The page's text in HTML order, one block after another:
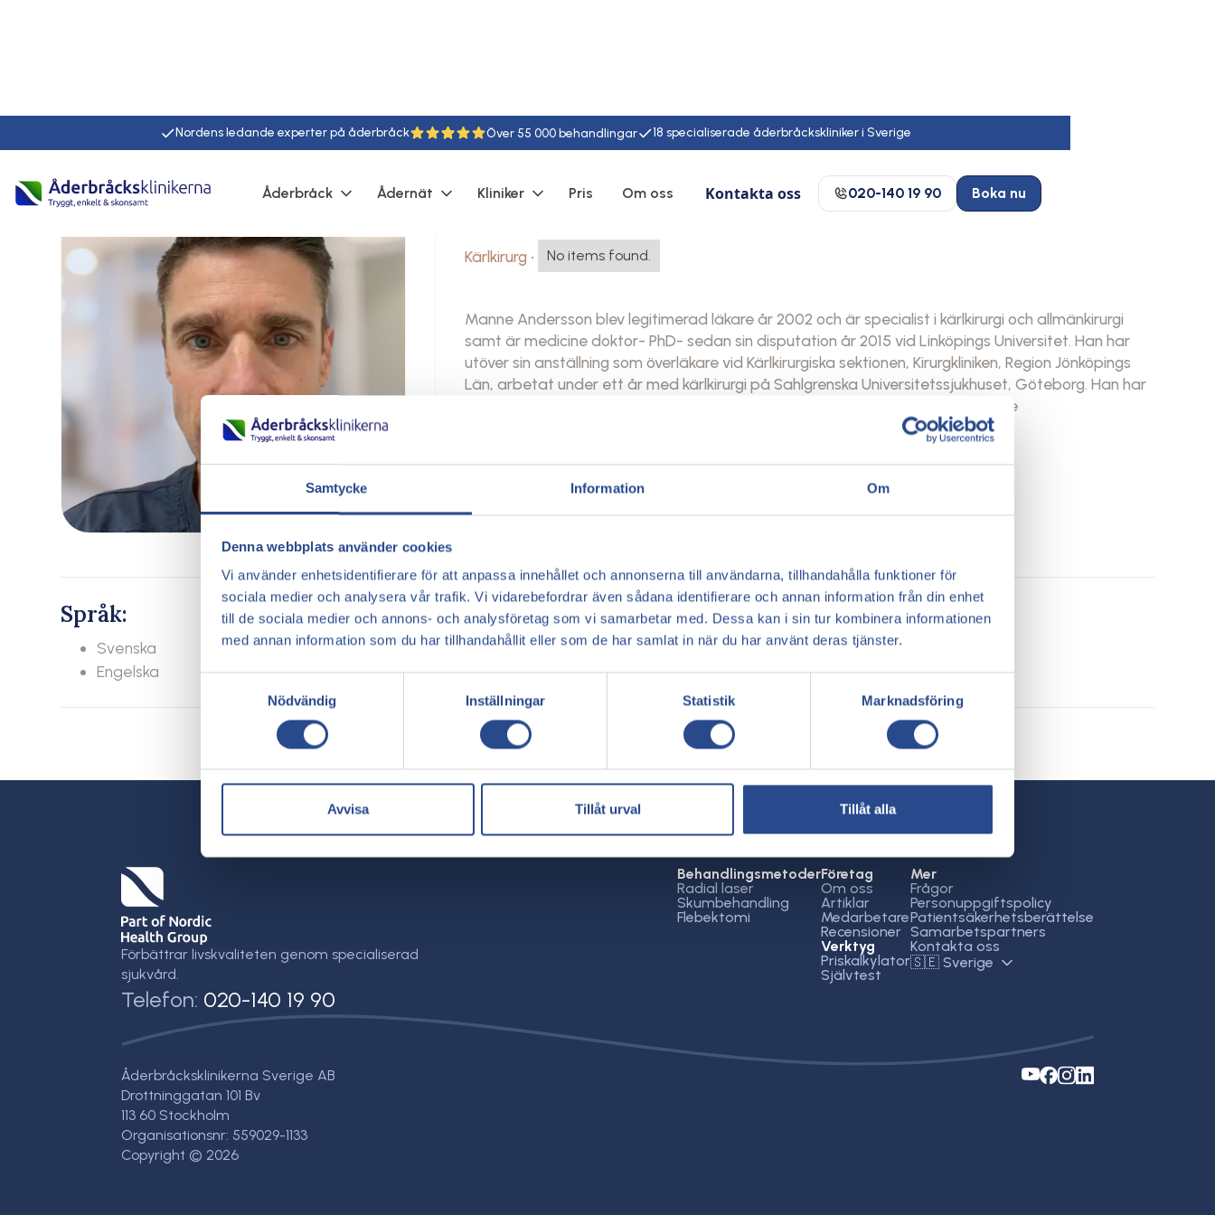
Samtycke Information Om
Denna webbplats använder cookies
Vi använder enhetsidentifierare för att anpassa innehållet och annonserna till användarna, tillhandahålla funktioner för
sociala medier och analysera vår trafik. Vi vidarebefordrar även sådana identifierare och annan information från din enhet
till de sociala medier och annons- och analysföretag som vi samarbetar med. Dessa kan i sin tur kombinera informationen
med annan information som du har tillhandahållit eller som de har samlat in när du har använt deras tjänster.
Nödvändig
Inställningar Statistik Marknadsföring
Avvisa Tillåt urval Tillåt alla
Nordens ledande experter på åderbråck 55 18
Åderbråck Ådernät Kliniker Pris Om oss Kontakta oss 020-140 19 90 Boka nu
Kärlkirurg • No items found.
Manne Andersson blev legitimerad läkare år 2002 och är specialist i kärlkirurgi och allmänkirurgi
samt är medicine doktor- PhD- sedan sin disputation år 2015 vid Linköpings Universitet. Han har
utöver sin anställning som överläkare vid Kärlkirurgiska sektionen, Kirurgkliniken, Region Jönköpings
Län, arbetat under ett år med kärlkirurgi på Sahlgrenska Universitetssjukhuset, Göteborg. Han har
mångårig erfarenhet av endovaskulär, endovenös och öppen kärlkirurgi inklusive
Book a consultation
Språk:
Svenska
Engelska
Förbättrar livskvaliteten genom specialiserad
sjukvård.
Telefon: 020-140 19 90
Behandlingsmetoder
Radial laser
Skumbehandling
Flebektomi
Företag
Om oss
Artiklar
Medarbetare
Recensioner
Verktyg
Priskalkylator
Självtest
Mer
Frågor
Personuppgiftspolicy
Patientsäkerhetsberättelse
Samarbetspartners
Kontakta oss
🇸🇪 Sverige
Åderbråcksklinikerna Sverige AB
Drottninggatan 101 Bv
113 60 Stockholm
Organisationsnr: 559029-1133
Copyright © 2026